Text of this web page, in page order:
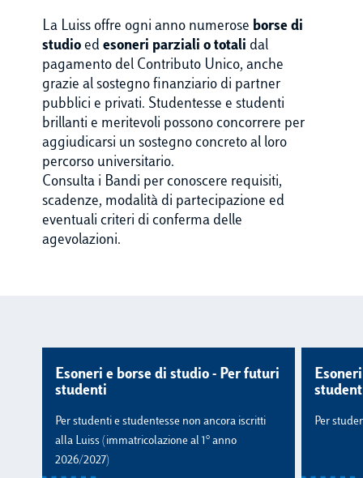
La Luiss offre ogni anno numerose borse di
studio ed esoneri parziali o totali dal
pagamento del Contributo Unico, anche
grazie al sostegno finanziario di partner
pubblici e privati. Studentesse e studenti
brillanti e meritevoli possono concorrere per
aggiudicarsi un sostegno concreto al loro
percorso universitario.
Consulta i Bandi per conoscere requisiti,
scadenze, modalità di partecipazione ed
eventuali criteri di conferma delle
agevolazioni.
Esoneri e borse di studio - Per futuri
studenti
Per studenti e studentesse non ancora iscritti
alla Luiss (immatricolazione al 1° anno
2026/2027)
Per